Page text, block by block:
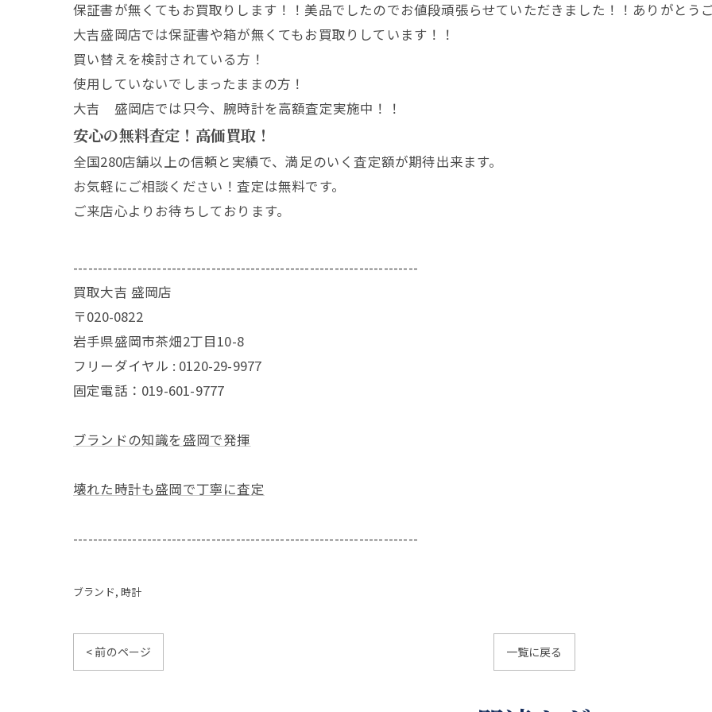
保証書が無くてもお買取りします！！美品でしたのでお値段頑張らせていただきました！！ありがとう
大吉盛岡店では保証書や箱が無くてもお買取りしています！！
買い替えを検討されている方！
使用していないでしまったままの方！
大吉 盛岡店では只今、腕時計を高額査定実施中！！
安心の無料査定！高価買取！
全国280店舗以上の信頼と実績で、満足のいく査定額が期待出来ます。
お気軽にご相談ください！査定は無料です。
ご来店心よりお待ちしております。
----------------------------------------------------------------------
買取大吉 盛岡店
〒020-0822
岩手県盛岡市茶畑2丁目10-8
フリーダイヤル : 0120-29-9977
固定電話：019-601-9777
ブランドの知識を盛岡で発揮
壊れた時計も盛岡で丁寧に査定
----------------------------------------------------------------------
ブランド 時計
< 前のページ 一覧に戻る